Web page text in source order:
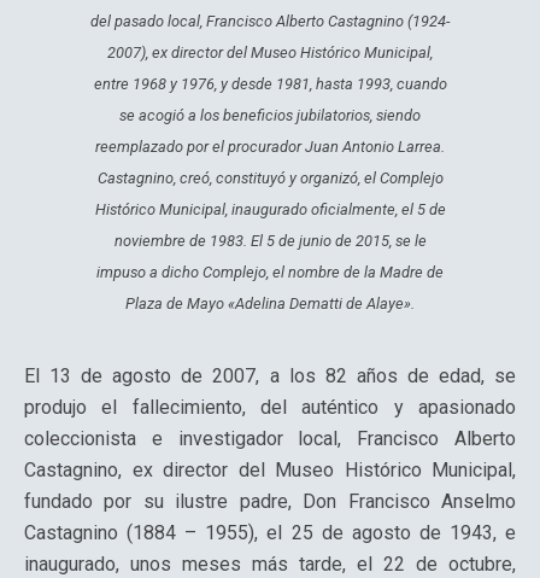
del pasado local, Francisco Alberto Castagnino (1924-
2007), ex director del Museo Histórico Municipal,
entre 1968 y 1976, y desde 1981, hasta 1993, cuando
se acogió a los beneficios jubilatorios, siendo
reemplazado por el procurador Juan Antonio Larrea.
Castagnino, creó, constituyó y organizó, el Complejo
Histórico Municipal, inaugurado oficialmente, el 5 de
noviembre de 1983. El 5 de junio de 2015, se le
impuso a dicho Complejo, el nombre de la Madre de
Plaza de Mayo «Adelina Dematti de Alaye».
El 13 de agosto de 2007, a los 82 años de edad, se
produjo el fallecimiento, del auténtico y apasionado
coleccionista e investigador local, Francisco Alberto
Castagnino, ex director del Museo Histórico Municipal,
fundado por su ilustre padre, Don Francisco Anselmo
Castagnino (1884 – 1955), el 25 de agosto de 1943, e
inaugurado, unos meses más tarde, el 22 de octubre,